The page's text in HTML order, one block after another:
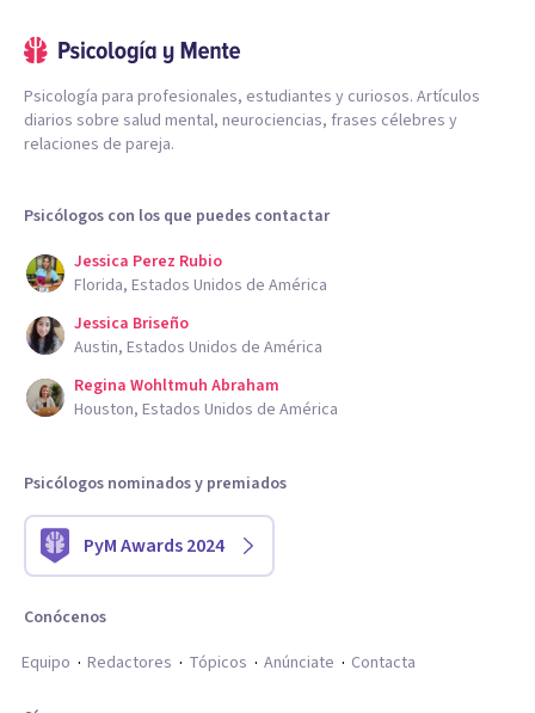
Psicología para profesionales, estudiantes y curiosos. Artículos
diarios sobre salud mental, neurociencias, frases célebres y
relaciones de pareja.
Psicólogos con los que puedes contactar
Jessica Perez Rubio
Florida, Estados Unidos de América
Jessica Briseño
Austin, Estados Unidos de América
Regina Wohltmuh Abraham
Houston, Estados Unidos de América
Psicólogos nominados y premiados
PyM Awards 2024
Conócenos
Equipo
Redactores Tópicos Anúnciate Contacta